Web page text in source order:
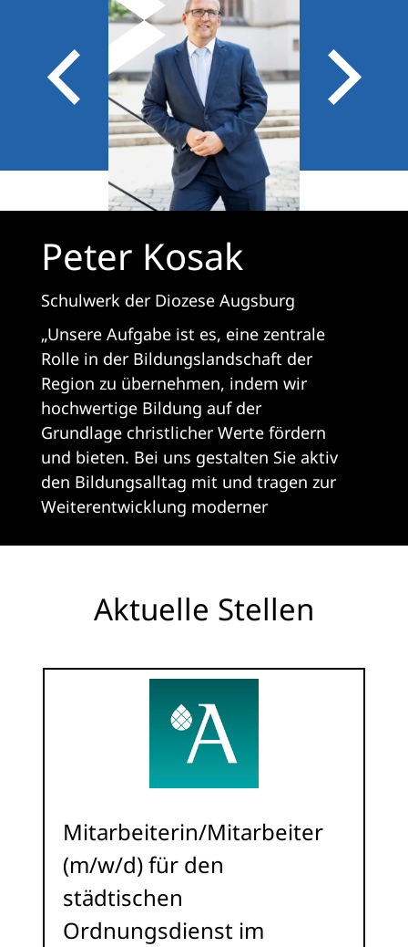
Peter Kosak
Schulwerk der Diozese Augsburg
„Unsere Aufgabe ist es, eine zentrale
Rolle in der Bildungslandschaft der
Region zu übernehmen, indem wir
hochwertige Bildung auf der
Grundlage christlicher Werte fördern
und bieten. Bei uns gestalten Sie aktiv
den Bildungsalltag mit und tragen zur
Weiterentwicklung moderner
Beschäftigungsmöglichkeiten, die
ermöglicht uns eine positive
Außendarstellung zu präsentieren,
sodass wir leichter potenzielle
Arbeitnehmer gewinnen und unsere
Aktuelle Stellen
Mitarbeiterin/Mitarbeiter
(m/w/d) für den
städtischen
Ordnungsdienst im